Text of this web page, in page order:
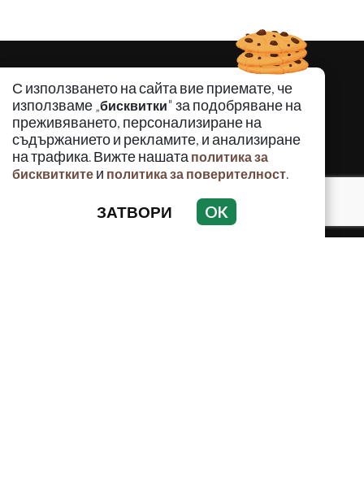
С използването на сайта вие приемате, че
използваме „бисквитки" за подобряване на
преживяването, персонализиране на
съдържанието и рекламите, и анализиране
на трафика. Вижте нашата политика за
бисквитките и политика за поверителност.
ЗАТВОРИ OK
КРИМИНАЛНО